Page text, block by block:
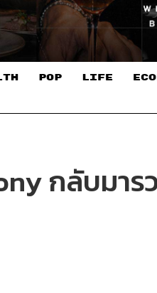
POP LIFE
กลับมาร